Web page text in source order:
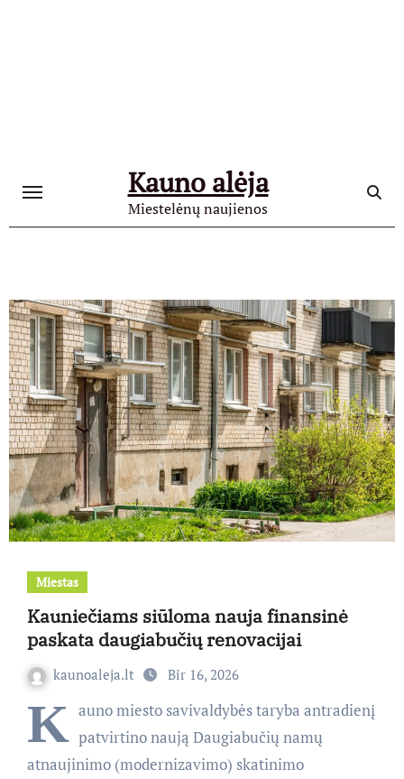
Kauno alėja
Miestelėnų naujienos
Miestas
Kauniečiams siūloma nauja finansinė
paskata daugiabučių renovacijai
kaunoaleja.lt Bir 16, 2026
K auno miesto savivaldybės taryba antradienį
patvirtino naują Daugiabučių namų
atnaujinimo (modernizavimo) skatinimo